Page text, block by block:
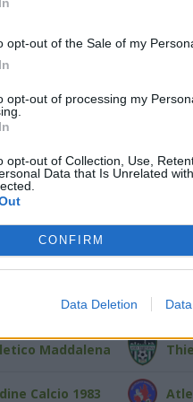
opt-out of the Sale of my
opt-out of processing my
opt-out of Collection, Use,
Data that Is Unrelated
CONFIRM
Data Deletion
Maddalena
Santa Teresa
Maddalena
Tissi
Maddalena
Calcio 1983